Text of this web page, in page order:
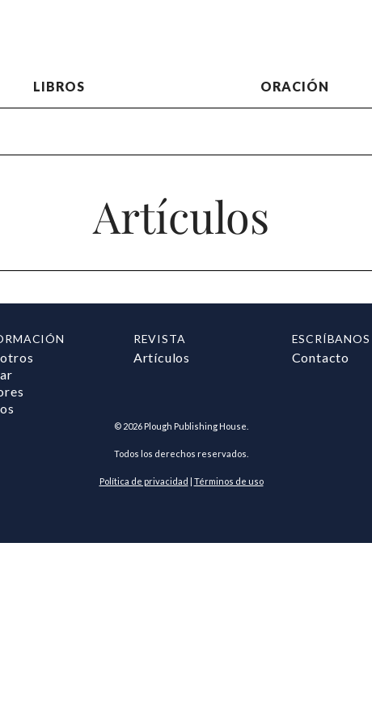
LIBROS ORACIÓN
Artículos
REVISTA
Artículos
ESCRÍBANOS
Contacto
© 2026 Plough Publishing House.
Todos los derechos reservados.
Política de privacidad | Términos de uso